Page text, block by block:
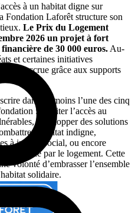
à un habitat digne sur
Fondation Laforêt structure son
Le Prix du Logement
2026 un projet à fort
de 30 000 euros. Au-
et certaines initiatives
accrue grâce aux supports
dans au moins l’une des cinq
: faciliter l’accès au
développer des solutions
l’habitat indigne,
à impact social, ou encore
par le logement. Cette
volonté d’embrasser l’ensemble
solidaire.